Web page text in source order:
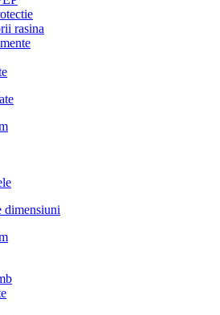
rasina
dimensiuni